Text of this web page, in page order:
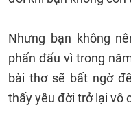
Nhưng bạn không
phấn đấu vì trong
bài thơ sẽ bất ngờ
thấy yêu đời trở lại vô